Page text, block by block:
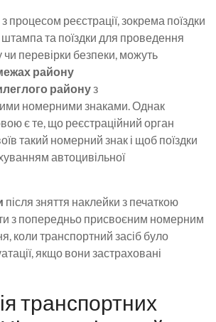
з процесом реєстрації, зокрема поїздки
та поїздки для проведення
чи перевірки безпеки, можуть
району
районуз
номерними знаками. Однак
є те, що реєстраційний орган
такий номерний знак і щоб поїздки
автоцивільної
після зняття наклейки з печаткою
з попередньо присвоєним номерним
коли транспортний засіб було
якщо вони застраховані
транспортних